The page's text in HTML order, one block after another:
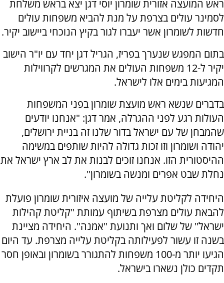
ראש המועצה אזורית שומרון יוסי דגן יצא בראש משלחת
לסמינר עולים בצרפת על מנת להביא משפחות עולים
חדשות לשומרון אשר יעברו לגור בקיץ הנוכחי ביישוב יקיר.
בתום המפגש שנערך בפריז, הגריל דגן יחד עם יו"ר הישוב
יקיר ל-12 משפחות העולים את המגרשים לקרווילות
המגיעות בימים אלו לישראל.
בדברים שנשא ראש מועצת שומרון בפני המשפחות
העולות רגע לפני ההגרלה, אמר דגן: "אנחנו יודעים
שהמבחן של עם ישראל בדור שלנו זה בניית ירושלים,
יהודה ושומרון וזו זכות גדולה להיות שותפים במשימה
ההיסטורית הזו. אנחנו זוכים לבנות את לב ארץ ישראל את
נחלת שבט אפרים ומנשה בשומרון".
היחידה לקליטת עלייה של מועצה איזורית שומרון פועלת
להבאת עולים מצרפת בשיתוף עמותת "קליטת קהילות
ישראל" של שלום ואך ותנועת "אמנה". היחידה מציינת
בשנה זו עשור לפעילותה בקליטת עלייה מצרפת. עד היום
הגיעו יותר מ-100 משפחות להתגורר בשומרון ובאופן חסר
תקדים כולן נשארו בישראל.